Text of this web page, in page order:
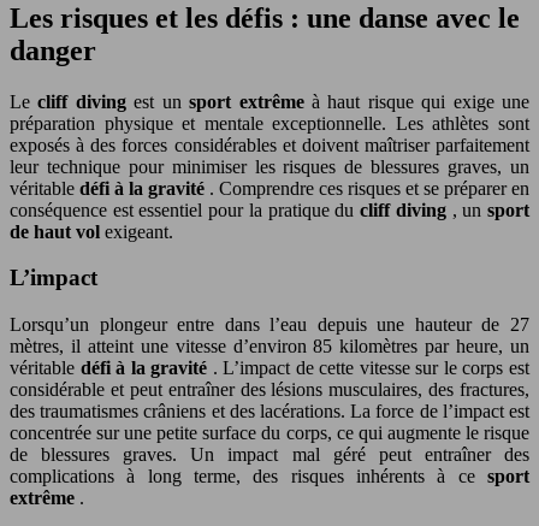
Les risques et les défis : une danse avec le
danger
Lecliff divingest unsport extrême à haut risque qui exige une
préparation physique et mentale exceptionnelle. Les athlètes sont
exposés à des forces considérables et doivent maîtriser parfaitement
leur technique pour minimiser les risques de blessures graves, un
véritable défi à la gravité . Comprendre ces risques et se préparer en
conséquence est essentiel pour la pratique ducliff diving , unsport
de haut vol exigeant.
L’impact
Lorsqu’un plongeur entre dans l’eau depuis une hauteur de 27
mètres, il atteint une vitesse d’environ 85 kilomètres par heure, un
véritable défi à la gravité . L’impact de cette vitesse sur le corps est
considérable et peut entraîner des lésions musculaires, des fractures,
des traumatismes crâniens et des lacérations. La force de l’impact est
concentrée sur une petite surface du corps, ce qui augmente le risque
de blessures graves. Un impact mal géré peut entraîner des
complications à long terme, des risques inhérents à ce sport
extrême .